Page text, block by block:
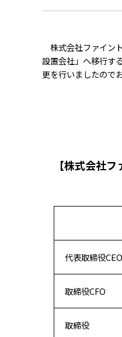
株式会社ファイン
設置会社」へ移行す
更を行いましたので
【株式会社
代表取締役CEO
取締役CFO
取締役